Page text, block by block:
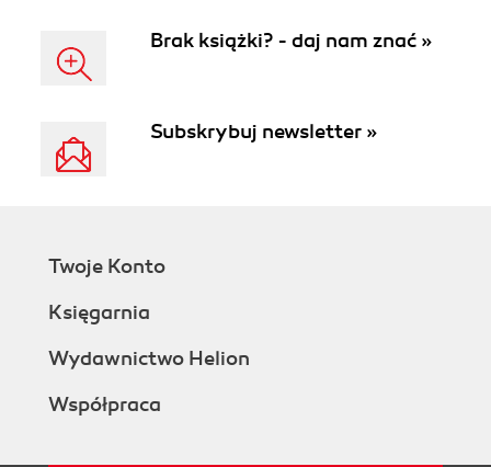
Brak książki? - daj nam znać »
Subskrybuj newsletter »
Twoje Konto
Księgarnia
Wydawnictwo Helion
Współpraca